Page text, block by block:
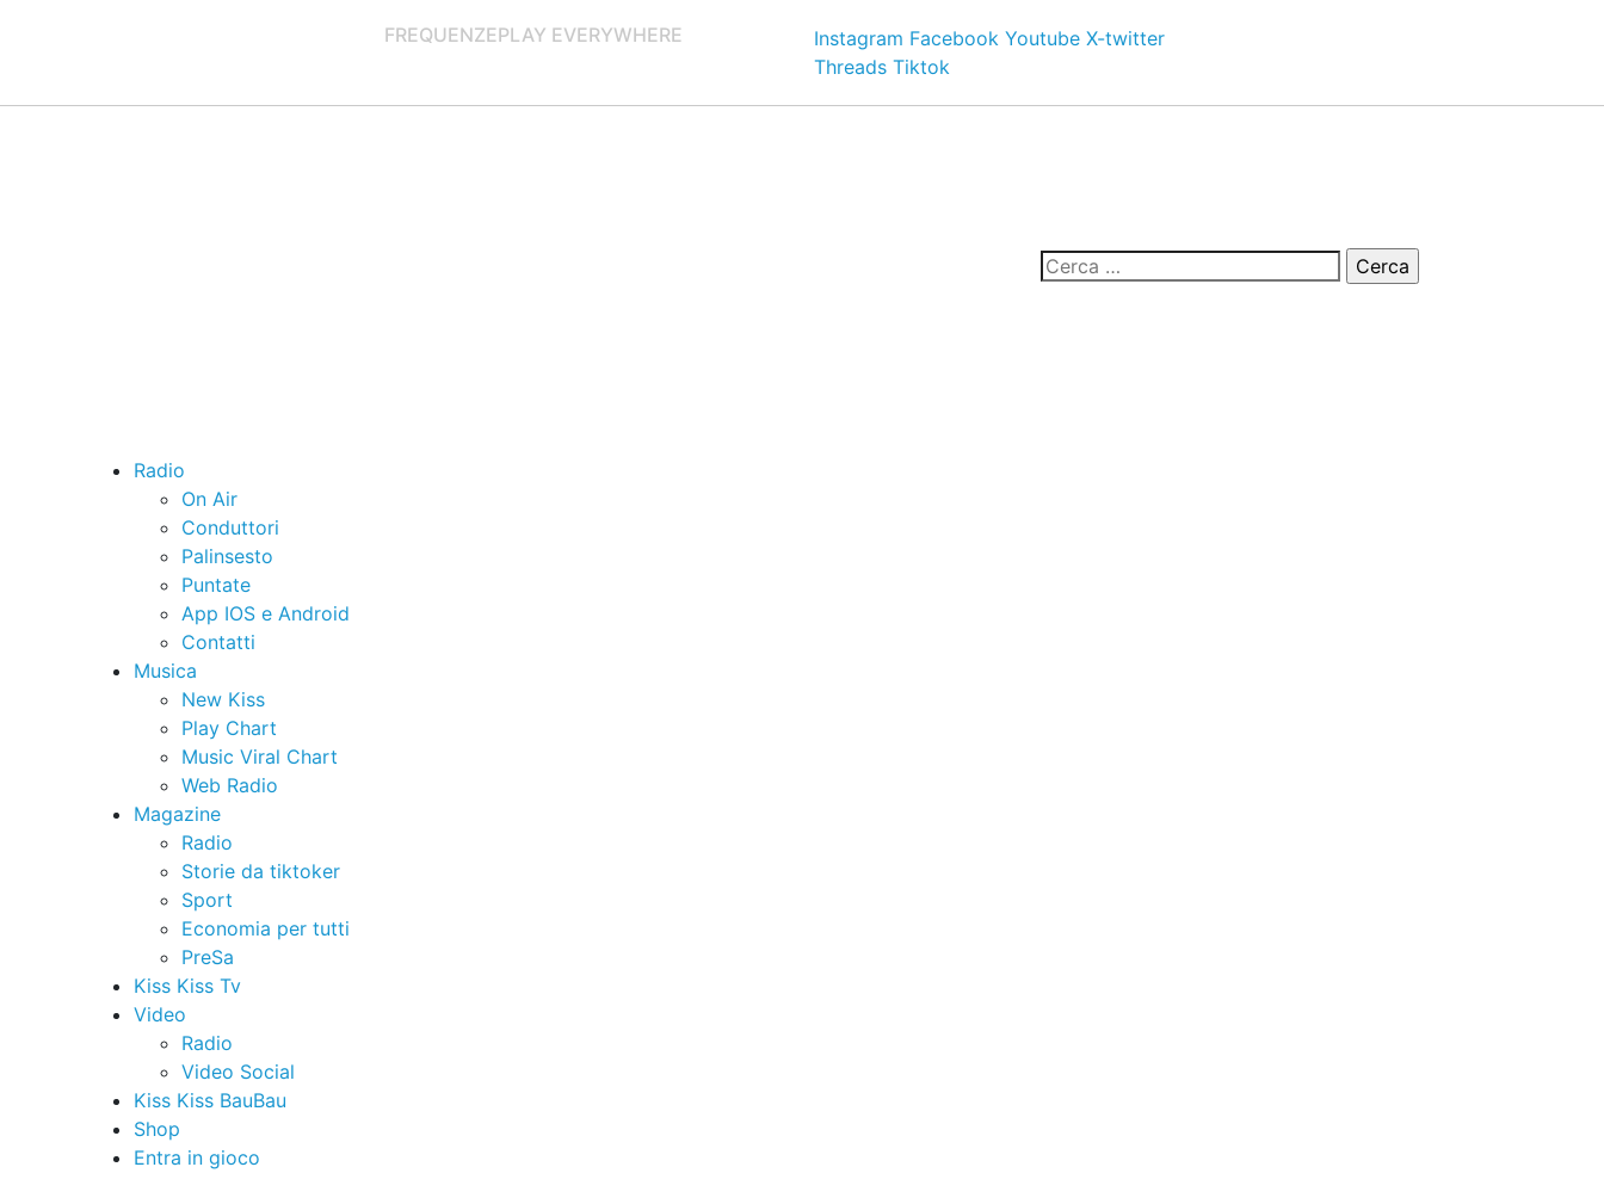
FREQUENZEPLAY EVERYWHERE Instagram Facebook Youtube X-twitter
Threads Tiktok
Radio
On Air
Conduttori
Palinsesto
Puntate
App IOS e Android
Contatti
Musica
New Kiss
Play Chart
Music Viral Chart
Web Radio
Magazine
Radio
Storie da tiktoker
Sport
Economia per tutti
PreSa
Kiss Kiss Tv
Video
Radio
Video Social
Kiss Kiss BauBau
Shop
Entra in gioco